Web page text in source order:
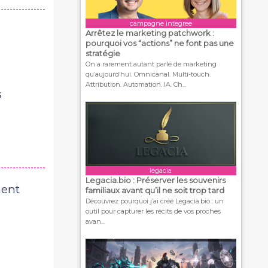
campagne integree
Arrêtez le marketing patchwork :
pourquoi vos “actions” ne font pas une
stratégie
On a rarement autant parlé de marketing
qu’aujourd’hui. Omnicanal. Multi-touch.
Attribution. Automation. IA. Ch...
legacia
Legacia.bio : Préserver les souvenirs
familiaux avant qu’il ne soit trop tard
Découvrez pourquoi j’ai créé Legacia.bio : un
outil pour capturer les récits de vos proches
avan...